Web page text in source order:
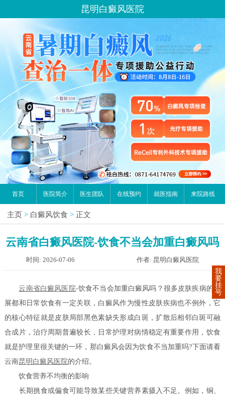
昆明白癜风医院
首页 医院简介 医生团队 在线预约 就医指南 来院路线
主页 > 白癜风饮食 > 正文
云南省白癜风医院-饮食不当会加重白癜风吗
时间: 2026-07-06 作者: 昆明白癜风医院
云南省白癜风医院-饮食不当会加重白癜风吗？很多皮肤疾病的发
展都和日常饮食有一定关联，白癜风作为慢性皮肤疾病也不例外，它
的核心特征就是皮肤局部黑色素缺失形成白斑，扩散后相邻白斑可融
合成片，治疗周期普遍较长，日常护理对病情稳定有重要作用，饮食
就是护理里很关键的一环，那白癜风会因为饮食不当加重吗?下面请看
云南昆明白癜风医院的介绍。
饮食营养不均衡的影响
长期挑食或偏食可能导致某些关键营养素摄入不足。例如，铜、
我
要
挂
号